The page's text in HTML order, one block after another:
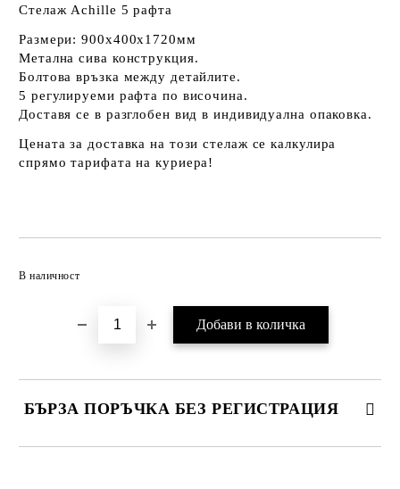
Стелаж Achille 5 рафта
Размери: 900x400x1720мм
Метална сива конструкция.
Болтова връзка между детайлите.
5 регулируеми рафта по височина.
Доставя се в разглобен вид в индивидуална опаковка.
Цената за доставка на този стелаж се калкулира
спрямо тарифата на куриера!
В наличност
БЪРЗА ПОРЪЧКА БЕЗ РЕГИСТРАЦИЯ